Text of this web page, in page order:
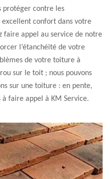
protéger contre les
confort dans votre
faire appel au service de notre
l’étanchéité de votre
de votre toiture à
sur le toit ; nous pouvons
sur une toiture : en pente,
faire appel à KM Service.